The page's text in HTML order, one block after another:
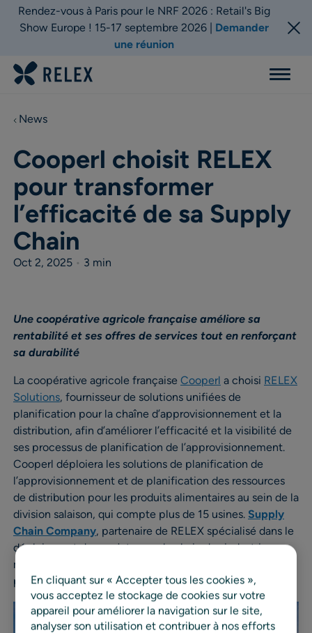
Rendez-vous à Paris pour le NRF 2026 : Retail's Big
Show Europe ! 15-17 septembre 2026 | Demander
une réunion
Menu
News
Cooperl choisit RELEX
pour transformer
l’efficacité de sa Supply
Chain
Oct 2, 2025 • 3 min
Une coopérative agricole française améliore sa
rentabilité et ses offres de services tout en renforçant
sa durabilité
La coopérative agricole française Cooperl a choisi RELEX
Solutions, fournisseur de solutions unifiées de
planification pour la chaîne d’approvisionnement et la
distribution, afin d’améliorer l’efficacité et la visibilité de
ses processus de planification de l’approvisionnement.
Cooperl déploiera les solutions de planification de
l’approvisionnement et de planification des ressources
de distribution pour les produits alimentaires au sein de la
division salaison, qui compte plus de 15 usines. Supply
Chain Company, partenaire de RELEX spécialisé dans le
déploiement des projets supply chain des industries
manufacturières, accompagne la mise en œuvre de ce
projet.En cliquant sur « Accepter tous les cookies »,
vous acceptez le stockage de cookies sur votre
appareil pour améliorer la navigation sur le site,
analyser son utilisation et contribuer à nos efforts